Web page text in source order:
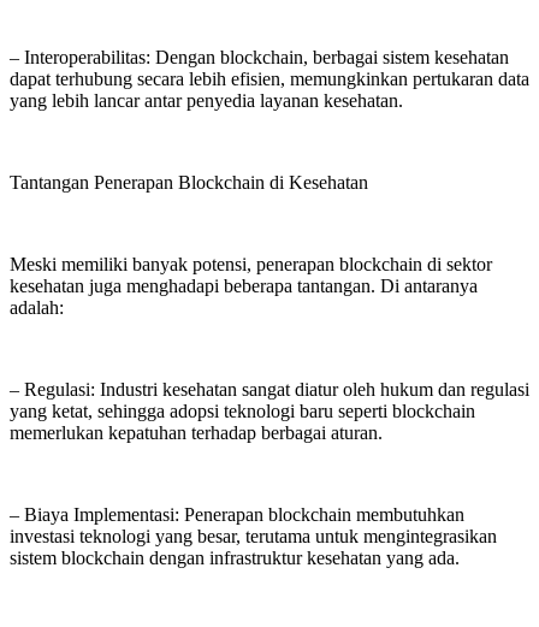
– Interoperabilitas: Dengan blockchain, berbagai sistem kesehatan
dapat terhubung secara lebih efisien, memungkinkan pertukaran data
yang lebih lancar antar penyedia layanan kesehatan.
Tantangan Penerapan Blockchain di Kesehatan
Meski memiliki banyak potensi, penerapan blockchain di sektor
kesehatan juga menghadapi beberapa tantangan. Di antaranya
adalah:
– Regulasi: Industri kesehatan sangat diatur oleh hukum dan regulasi
yang ketat, sehingga adopsi teknologi baru seperti blockchain
memerlukan kepatuhan terhadap berbagai aturan.
– Biaya Implementasi: Penerapan blockchain membutuhkan
investasi teknologi yang besar, terutama untuk mengintegrasikan
sistem blockchain dengan infrastruktur kesehatan yang ada.